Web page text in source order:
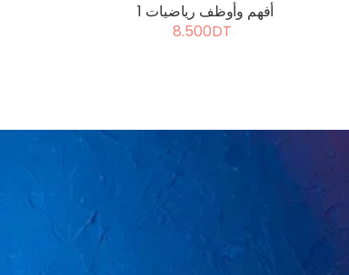
أفهم وأوظف رياضيات 1
8.500DT